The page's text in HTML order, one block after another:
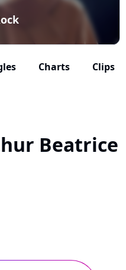
Charts Clips
Beatrice